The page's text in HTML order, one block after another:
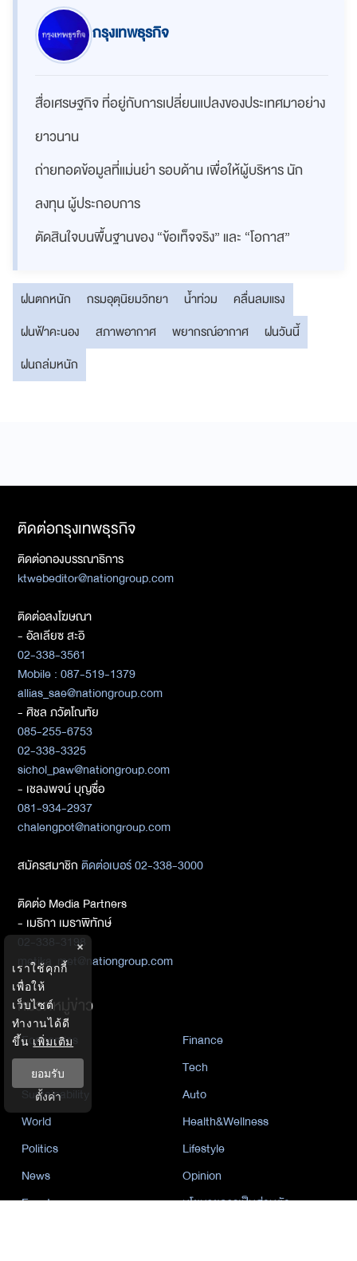
กรุงเทพธุรกิจ
สื่อเศรษฐกิจ ที่อยู่กับการเปลี่ยนแปลงของประเทศมาอย่าง
ยาวนาน
ถ่ายทอดข้อมูลที่แม่นยำ รอบด้าน เพื่อให้ผู้บริหาร นัก
ลงทุน ผู้ประกอบการ
ตัดสินใจบนพื้นฐานของ “ข้อเท็จจริง” และ “โอกาส”
ฝนตกหนัก กรมอุตุนิยมวิทยา น้ำท่วม
คลื่นลมแรง
ฝนฟ้าคะนอง
สภาพอากาศ พยากรณ์อากาศ
ฝนวันนี้
ฝนถล่มหนัก
ติดต่อกรุงเทพธุรกิจ
ติดต่อกองบรรณาธิการ
ktwebeditor@nationgroup.com
ติดต่อลงโฆษณา
- อัลเลียซ สะอิ
02-338-3561
Mobile : 087-519-1379
allias_sae@nationgroup.com
- ศิชล ภวัตโณทัย
085-255-6753
02-338-3325
sichol_paw@nationgroup.com
- เชลงพจน์ บุญซื่อ
081-934-2937
chalengpot@nationgroup.com
สมัครสมาชิกติดต่อเบอร์ 02-338-3000
ติดต่อ Media Partners
- เมธิกา เมธาพิทักษ์
02-338-3198
metika_met@nationgroup.com
หมวดหมู่ข่าว
Economics
Finance
Business
Tech
Sustainability
Auto
World
Health&Wellness
Politics
Lifestyle
News
Opinion
Event
นโยบายการเป็นส่วนตัว
×
เราใช้คุกกี้
เพื่อให้
เว็บไซต์
ทำงานได้ดี
ขึ้น เพิ่มเติม
ยอมรับ
ตั้งค่า